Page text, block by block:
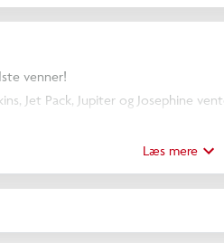
venner!
Jet Pack, Jupiter og Josephine
forme dine egne sjove figurer –
sjov, farverig putty, store øjne
karakter!
Læs mere